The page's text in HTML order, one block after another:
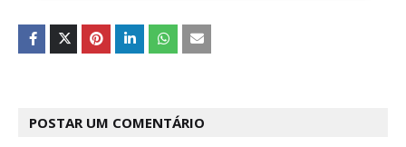
POSTAR UM COMENTÁRIO